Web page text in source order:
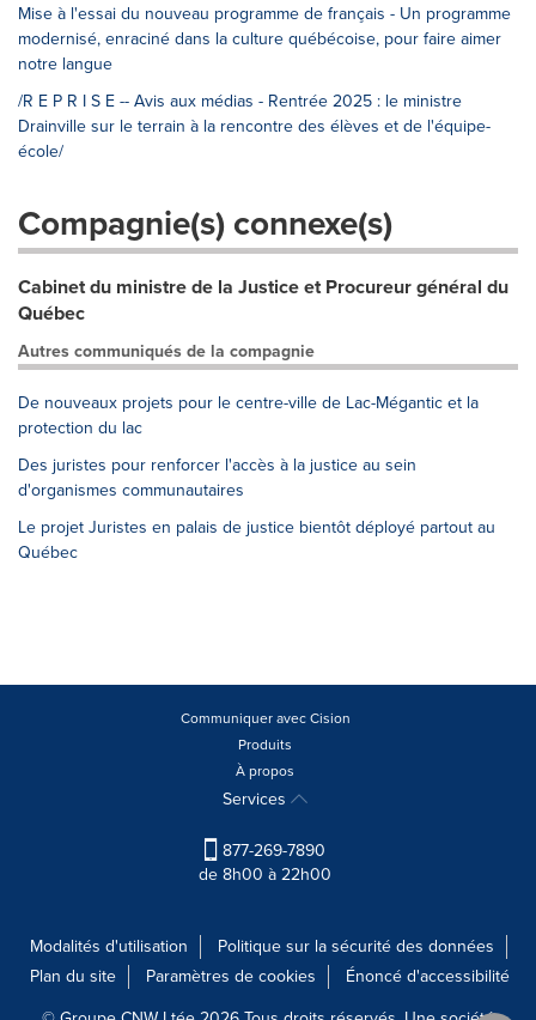
Mise à l'essai du nouveau programme de français - Un programme
modernisé, enraciné dans la culture québécoise, pour faire aimer
notre langue
/R E P R I S E -- Avis aux médias - Rentrée 2025 : le ministre
Drainville sur le terrain à la rencontre des élèves et de l'équipe-
école/
Compagnie(s) connexe(s)
Cabinet du ministre de la Justice et Procureur général du
Québec
Autres communiqués de la compagnie
De nouveaux projets pour le centre-ville de Lac-Mégantic et la
protection du lac
Des juristes pour renforcer l'accès à la justice au sein
d'organismes communautaires
Le projet Juristes en palais de justice bientôt déployé partout au
Québec
Communiquer avec Cision
Produits
À propos
Services
877-269-7890
de 8h00 à 22h00
Modalités d'utilisation
Politique sur la sécurité des données
Plan du site
Paramètres de cookies
Énoncé d'accessibilité